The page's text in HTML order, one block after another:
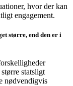
hvor der kan
engagement.
større, end den er i
statsligt
nødvendigvis